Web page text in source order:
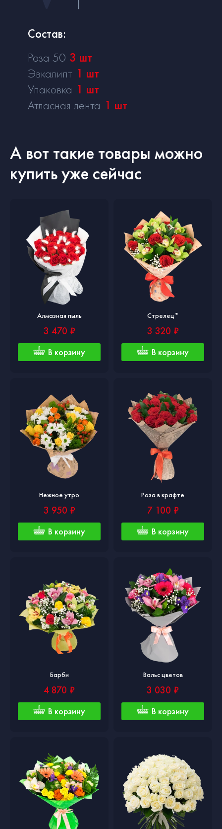
Состав:
Роза 50 3 шт
Эвкалипт 1 шт
Упаковка 1 шт
Атласная лента 1 шт
А вот такие товары можно
купить уже сейчас
Алмазная пыль
3 470 ₽
В корзину
Стрелец*
3 320 ₽
В корзину
Нежное утро
3 950 ₽
В корзину
Роза в крафте
7 100 ₽
В корзину
Барби
4 870 ₽
В корзину
Вальс цветов
3 030 ₽
В корзину